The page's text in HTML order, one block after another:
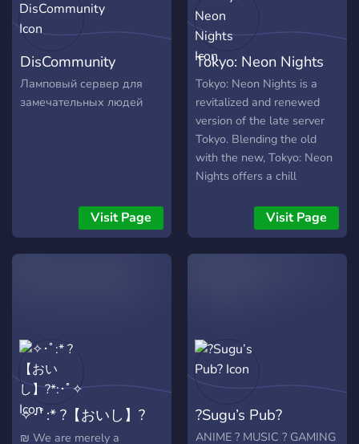
DisCommunity
Ламповый сервер для
замечательных людей
Visit Page
Tokyo: Neon Nights
Tokyo: Neon Nights is a
revitalized and renewed
version of the late server
Tokyo. Blending the old
with the new, Tokyo: Neon
Nights offers a chill
cyberpunk theme.Visit Page
✧･ﾟ:* ?【おいし】?
*:･ﾟ✧
₪ We are merely a
?Sugu’s Pub?
ANIME ? MUSIC ? GAMING